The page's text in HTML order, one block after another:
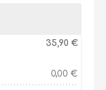
35,90 €
0,00 €